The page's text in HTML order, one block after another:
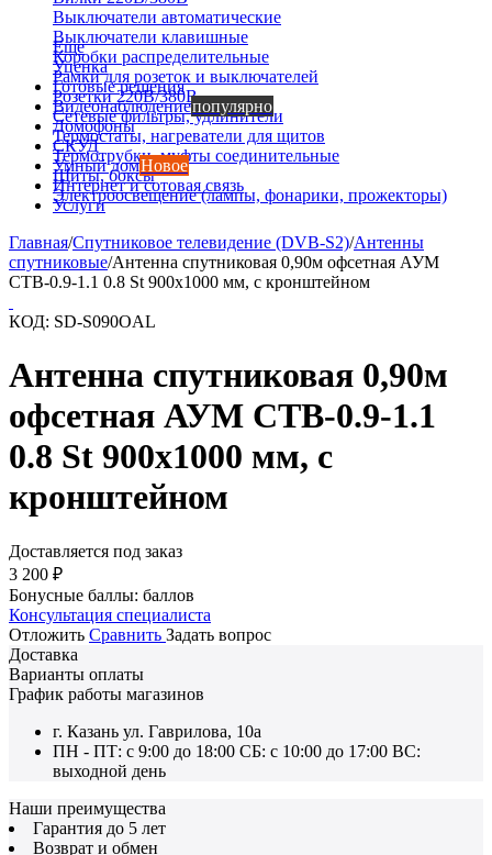
Выключатели автоматические
Выключатели клавишные
Коробки распределительные
Рамки для розеток и выключателей
Розетки 220В/380В
Сетевые фильтры, удлинители
Термостаты, нагреватели для щитов
Термотрубки, муфты соединительные
Щиты, боксы
Электроосвещение (лампы, фонарики, прожекторы)
Еще
Уценка
Готовые решения
Видеонаблюдениепопулярно
Домофоны
СКУД
Умный домНовое
Интернет и сотовая связь
Услуги
Главная/Спутниковое телевидение (DVB-S2)/Антенны
спутниковые/Антенна спутниковая 0,90м офсетная АУМ
CTB-0.9-1.1 0.8 St 900x1000 мм, с кронштейном
КОД: SD-S090OAL
Антенна спутниковая 0,90м
офсетная АУМ CTB-0.9-1.1
0.8 St 900x1000 мм, с
кронштейном
Доставляется под заказ
3 200 ₽
Бонусные баллы: баллов
Консультация специалиста
Отложить Сравнить Задать вопрос
Доставка
Варианты оплаты
График работы магазинов
г. Казань ул. Гаврилова, 10а
ПН - ПТ: с 9:00 до 18:00 СБ: с 10:00 до 17:00 ВС:
выходной день
Наши преимущества
Гарантия до 5 лет
Возврат и обмен